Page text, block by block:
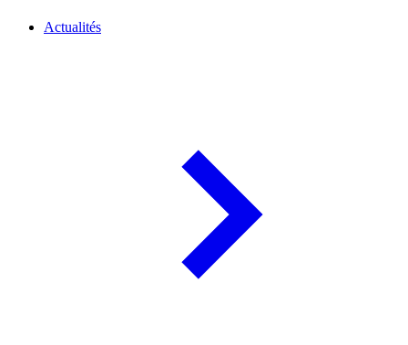
Actualités